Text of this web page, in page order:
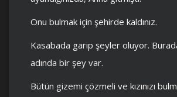
Onu bulmak için şehirde kaldınız.
Kasabada garip şeyler oluyor.
adında bir şey var.
Bütün gizemi çözmeli ve kızınızı